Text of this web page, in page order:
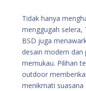
Tidak hanya
menggugah selera,
BSD juga
desain modern dan
memukau. Pilihan
outdoor
menikmati